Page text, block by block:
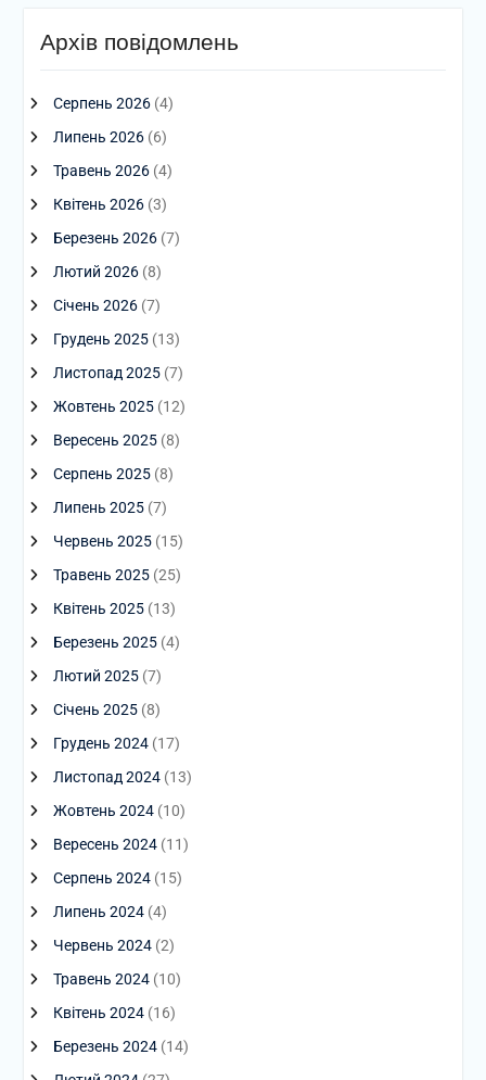
Архів повідомлень
Серпень 2026(4)
Липень 2026(6)
Травень 2026(4)
Квітень 2026(3)
Березень 2026(7)
Лютий 2026(8)
Січень 2026(7)
Грудень 2025(13)
Листопад 2025(7)
Жовтень 2025(12)
Вересень 2025(8)
Серпень 2025(8)
Липень 2025(7)
Червень 2025(15)
Травень 2025(25)
Квітень 2025(13)
Березень 2025(4)
Лютий 2025(7)
Січень 2025(8)
Грудень 2024(17)
Листопад 2024(13)
Жовтень 2024(10)
Вересень 2024(11)
Серпень 2024(15)
Липень 2024(4)
Червень 2024(2)
Травень 2024(10)
Квітень 2024(16)
Березень 2024(14)